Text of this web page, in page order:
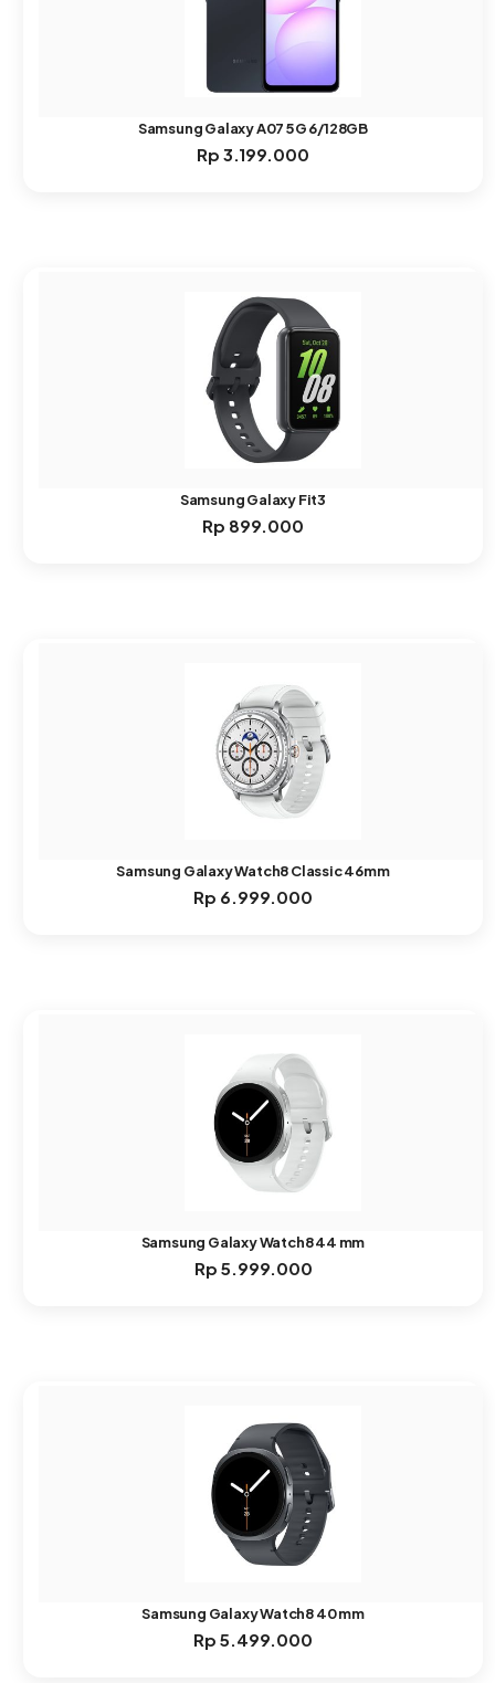
Samsung Galaxy A07 5G 6/128GB
Rp 3.199.000
Samsung Galaxy Fit3
Rp 899.000
Samsung Galaxy Watch8 Classic 46mm
Rp 6.999.000
Samsung Galaxy Watch8 44 mm
Rp 5.999.000
Samsung Galaxy Watch8 40 mm
Rp 5.499.000